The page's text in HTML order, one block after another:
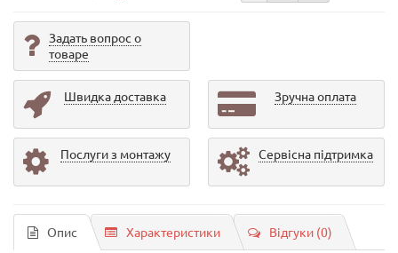
Задать вопрос о
товаре
Швидка доставка Зручна оплата
Послуги з монтажу Сервісна підтримка
Опис Характеристики Відгуки (0)